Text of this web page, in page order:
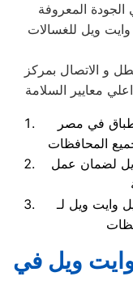
المعروفة
ويل للغسالات
و الاتصال بمركز
في مصر
لضمان عمل
وايت ويل لـ
ويل في